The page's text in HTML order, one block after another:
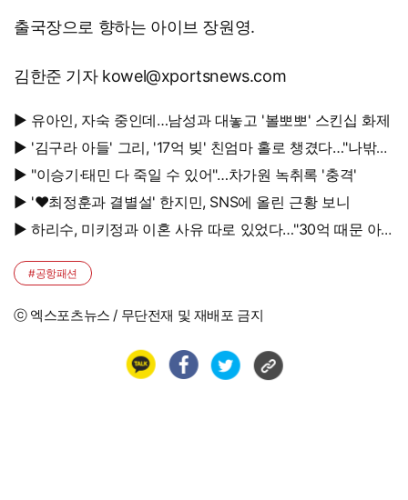
출국장으로 향하는 아이브 장원영.
김한준 기자 kowel@xportsnews.com
▶ 유아인, 자숙 중인데…남성과 대놓고 '볼뽀뽀' 스킨십 화제
▶ '김구라 아들' 그리, '17억 빚' 친엄마 홀로 챙겼다…"나밖에
없어, 연락 꾸준히 하는 중"
▶ "이승기·태민 다 죽일 수 있어"…차가원 녹취록 '충격'
▶ '♥최정훈과 결별설' 한지민, SNS에 올린 근황 보니
▶ 하리수, 미키정과 이혼 사유 따로 있었다…"30억 때문 아
#공항패션
ⓒ 엑스포츠뉴스 / 무단전재 및 재배포 금지